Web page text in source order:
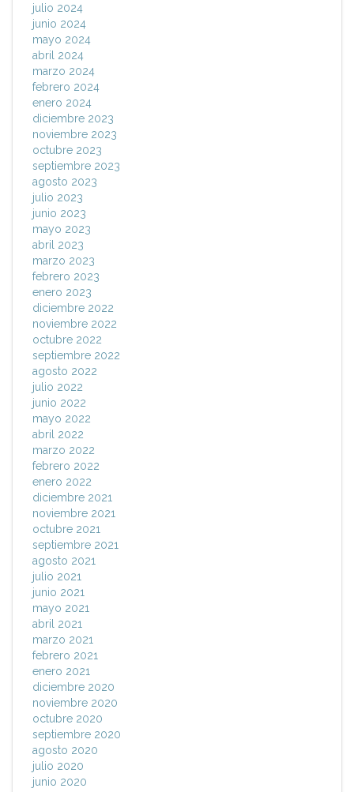
julio 2024
junio 2024
mayo 2024
abril 2024
marzo 2024
febrero 2024
enero 2024
diciembre 2023
noviembre 2023
octubre 2023
septiembre 2023
agosto 2023
julio 2023
junio 2023
mayo 2023
abril 2023
marzo 2023
febrero 2023
enero 2023
diciembre 2022
noviembre 2022
octubre 2022
septiembre 2022
agosto 2022
julio 2022
junio 2022
mayo 2022
abril 2022
marzo 2022
febrero 2022
enero 2022
diciembre 2021
noviembre 2021
octubre 2021
septiembre 2021
agosto 2021
julio 2021
junio 2021
mayo 2021
abril 2021
marzo 2021
febrero 2021
enero 2021
diciembre 2020
noviembre 2020
octubre 2020
septiembre 2020
agosto 2020
julio 2020
junio 2020